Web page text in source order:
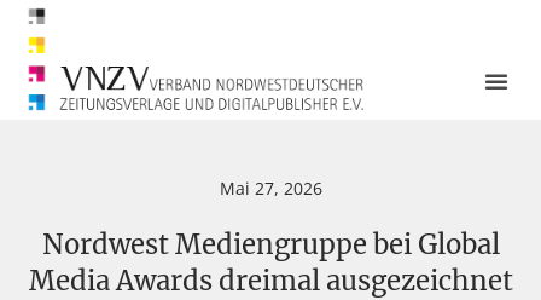
Mai 27, 2026
Nordwest Mediengruppe bei Global
Media Awards dreimal ausgezeichnet